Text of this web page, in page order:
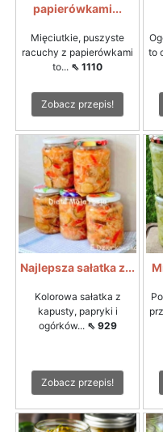
papierówkami...
Mięciutkie, puszyste
racuchy z papierówkami
to... ⇖ 1110
Zobacz przepis!
to
Najlepsza sałatka z...
Kolorowa sałatka z
kapusty, papryki i
ogórków... ⇖ 929
Zobacz przepis!